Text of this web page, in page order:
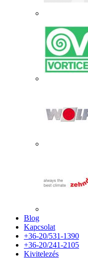
Blog
Kapcsolat
+36-20/531-1390
+36-20/241-2105
Kivitelezés